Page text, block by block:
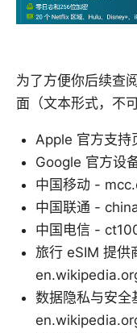
为了方便你后续查
面（文本形式，不
Apple 官方支
Google 官方设
中国移动 -
中国联通 -
中国电信 -
旅行 eSIM 提供
数据隐私与安全